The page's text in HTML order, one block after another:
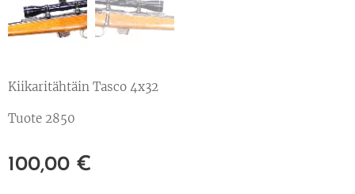
Kiikaritähtäin Tasco 4x32
Tuote 2850
100,00 €